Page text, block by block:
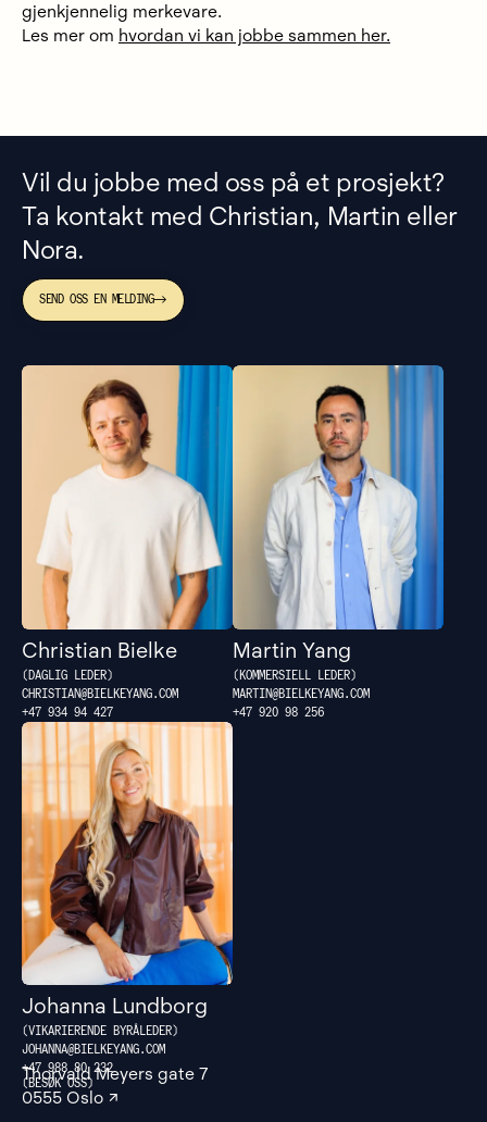
gjenkjennelig merkevare.
Les mer om hvordan vi kan jobbe sammen her.
Vil du jobbe med oss på et prosjekt?
Ta kontakt med Christian, Martin eller
Nora.
SEND OSS EN MELDING→
Christian Bielke
DAGLIG LEDER
CHRISTIAN@BIELKEYANG.COM
+47 934 94 427
christian@bielkeyang.com
Martin Yang
KOMMERSIELL LEDER
MARTIN@BIELKEYANG.COM
+47 ‭920 98 256‬
martin@bielkeyang.com
Johanna Lundborg
VIKARIERENDE BYRÅLEDER
JOHANNA@BIELKEYANG.COM
+47 988 80 232
johanna@bielkeyang.com
Thorvald Meyers gate 7
0555 Oslo ↗